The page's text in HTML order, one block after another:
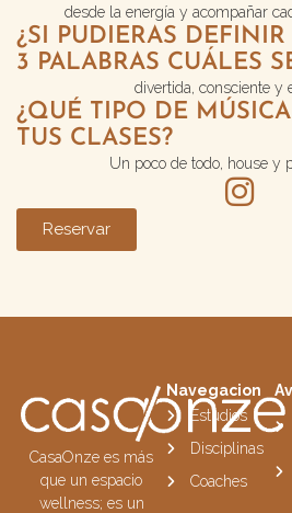
desde la energía y acompañar
¿SI PUDIERAS
3 PALABRAS CUÁLES
divertida, consciente y
¿QUÉ TIPO DE
TUS CLASES?
Un poco de todo, house y
Reservar
CasaOnze es más
que un espacio
wellness; es un
Navegacion
Estudios
Disciplinas
Coaches